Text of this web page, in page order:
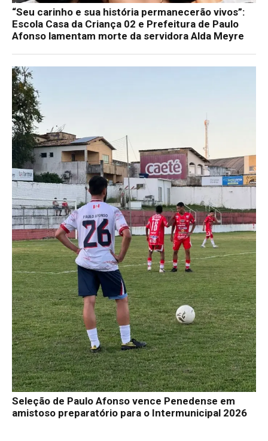
“Seu carinho e sua história permanecerão vivos”:
Escola Casa da Criança 02 e Prefeitura de Paulo
Afonso lamentam morte da servidora Alda Meyre
Seleção de Paulo Afonso vence Penedense em
amistoso preparatório para o Intermunicipal 2026